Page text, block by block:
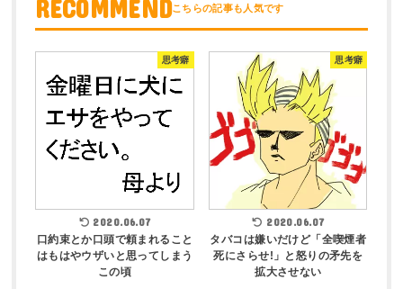
RECOMMEND
思考癖
2020.06.07
口約束とか口頭で頼まれること
はもはやウザいと思ってしまう
この頃
思考癖
2020.06.07
タバコは嫌いだけど「全喫煙者
死にさらせ!」と怒りの矛先を
拡大させない